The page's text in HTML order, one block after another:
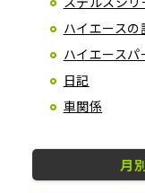
ハイエースの
ハイエース
日記
車関係
月